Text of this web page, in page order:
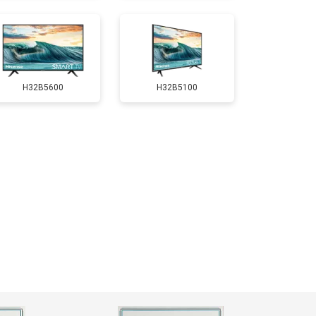
5200 ₽ Заказать
3100 ₽ Заказать
H32B5600 H32B5100